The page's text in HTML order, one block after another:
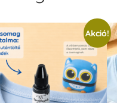
Akció!